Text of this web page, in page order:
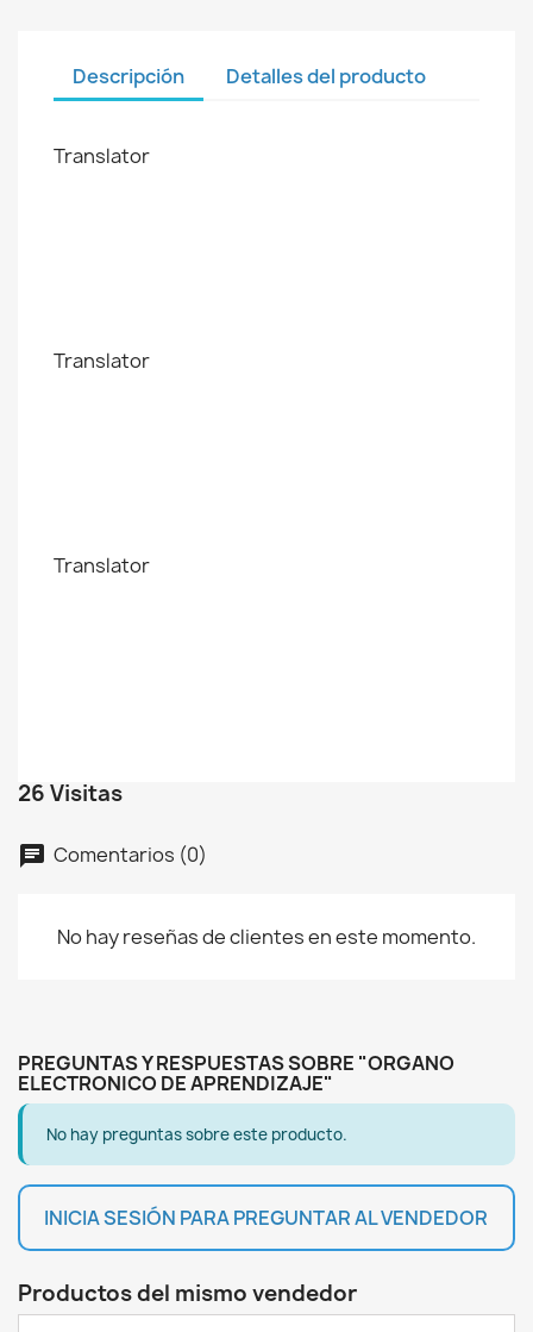
Descripción Detalles del producto
Translator
Translator
Translator
26 Visitas
chat Comentarios (0)
No hay reseñas de clientes en este momento.
PREGUNTAS Y RESPUESTAS SOBRE "ORGANO
ELECTRONICO DE APRENDIZAJE"
No hay preguntas sobre este producto.
INICIA SESIÓN PARA PREGUNTAR AL VENDEDOR
Productos del mismo vendedor